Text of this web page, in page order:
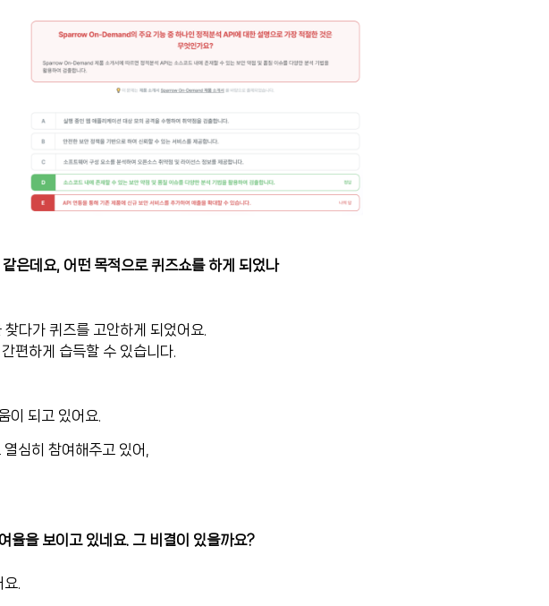
은데요, 어떤 목적으로 퀴즈쇼를 하게 되었나
다가 퀴즈를 고안하게 되었어요.
편하게 습득할 수 있습니다.
이 되고 있어요.
심히 참여해주고 있어,
율을 보이고 있네요. 그 비결이 있을까요?
.